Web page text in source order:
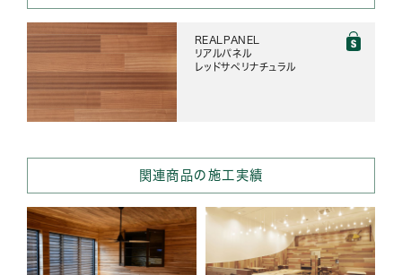
REALPANEL
リアルパネル
レッドサペリナチュラル
関連商品の施工実績